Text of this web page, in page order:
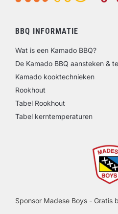
BBQ INFORMATIE
Wat is een Kamado BBQ?
De Kamado BBQ aansteken &
Kamado kooktechnieken
Rookhout
Tabel Rookhout
Tabel kerntemperaturen
Sponsor Madese Boys - Gratis